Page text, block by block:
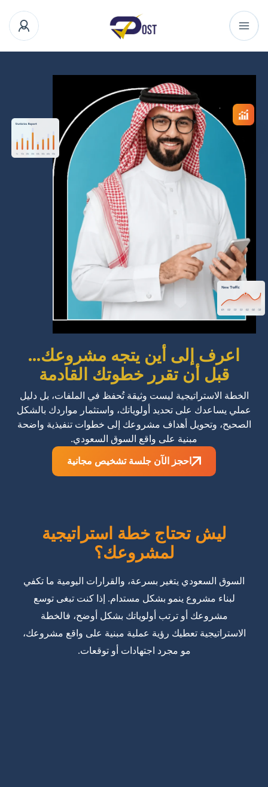
اعرف إلى أين يتجه مشروعك...
قبل أن تقرر خطوتك القادمة
الخطة الاستراتيجية ليست وثيقة تُحفظ في الملفات، بل دليل
عملي يساعدك على تحديد أولوياتك، واستثمار مواردك بالشكل
الصحيح، وتحويل أهداف مشروعك إلى خطوات تنفيذية واضحة
مبنية على واقع السوق السعودي.
احجز الآن جلسة تشخيص مجانية
ليش تحتاج خطة استراتيجية
لمشروعك؟
السوق السعودي يتغير بسرعة، والقرارات اليومية ما تكفي
لبناء مشروع ينمو بشكل مستدام. إذا كنت تبغى توسع
مشروعك أو ترتب أولوياتك بشكل أوضح، فالخطة
الاستراتيجية تعطيك رؤية عملية مبنية على واقع مشروعك،
مو مجرد اجتهادات أو توقعات.